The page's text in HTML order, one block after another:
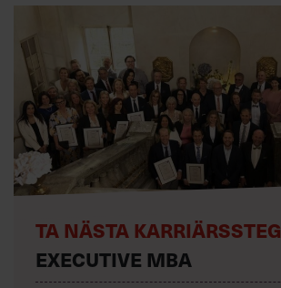
TA NÄSTA KARRIÄRSSTEG
EXECUTIVE MBA